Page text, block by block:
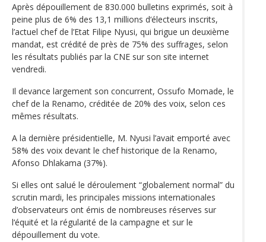
Après dépouillement de 830.000 bulletins exprimés, soit à
peine plus de 6% des 13,1 millions d‘électeurs inscrits,
l’actuel chef de l’Etat Filipe Nyusi, qui brigue un deuxième
mandat, est crédité de près de 75% des suffrages, selon
les résultats publiés par la CNE sur son site internet
vendredi.
Il devance largement son concurrent, Ossufo Momade, le
chef de la Renamo, créditée de 20% des voix, selon ces
mêmes résultats.
A la dernière présidentielle, M. Nyusi l’avait emporté avec
58% des voix devant le chef historique de la Renamo,
Afonso Dhlakama (37%).
Si elles ont salué le déroulement “globalement normal” du
scrutin mardi, les principales missions internationales
d’observateurs ont émis de nombreuses réserves sur
l‘équité et la régularité de la campagne et sur le
dépouillement du vote.